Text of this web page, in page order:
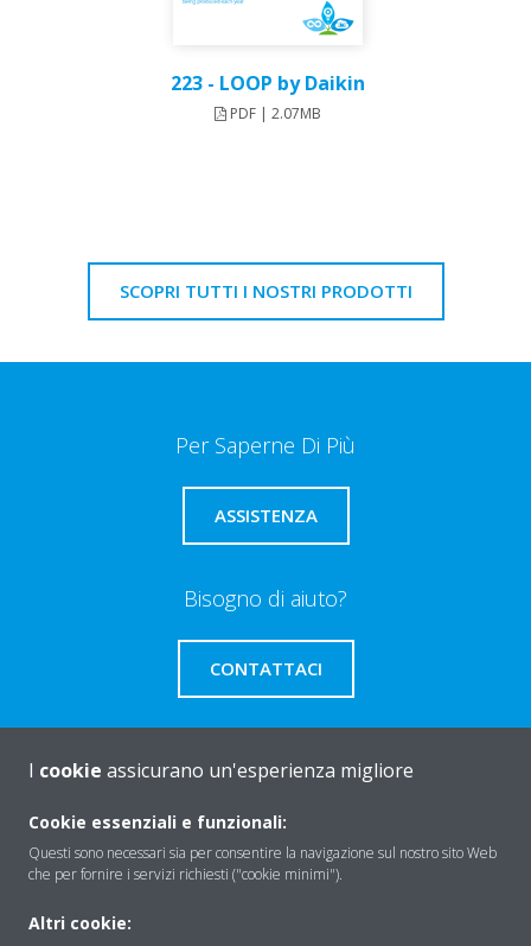
223 - LOOP by Daikin
PDF | 2.07MB
SCOPRI TUTTI I NOSTRI PRODOTTI
Per Saperne Di Più
ASSISTENZA
Bisogno di aiuto?
CONTATTACI
About Daikin
I cookie assicurano un'esperienza migliore
Cookie essenziali e funzionali:
Questi sono necessari sia per consentire la navigazione sul nostro sito Web
che per fornire i servizi richiesti ("cookie minimi").
Altri cookie: